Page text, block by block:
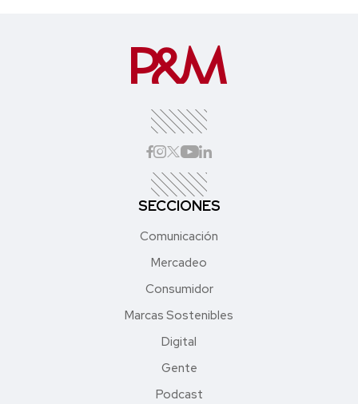
SECCIONES
Comunicación
Mercadeo
Consumidor
Marcas Sostenibles
Digital
Gente
Podcast